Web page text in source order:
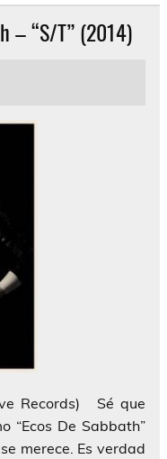
– “S/T” (2014)
Records) Sé que
“Ecos De Sabbath”
merece. Es verdad